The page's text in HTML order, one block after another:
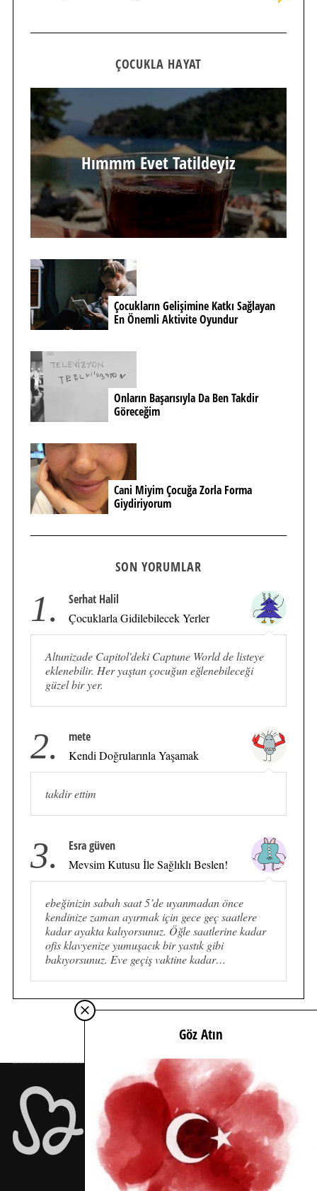
ÇOCUKLA HAYAT
Hımmm Evet Tatildeyiz
Çocukların Gelişimine Katkı Sağlayan
En Önemli Aktivite Oyundur
Onların Başarısıyla Da Ben Takdir
Göreceğim
Cani Miyim Çocuğa Zorla Forma
Giydiriyorum
SON YORUMLAR
1. Serhat Halil
Çocuklarla Gidilebilecek Yerler
Altunizade Capitol'deki Captune World de listeye
eklenebilir. Her yaştan çocuğun eğlenebileceği
güzel bir yer.
2. mete
Kendi Doğrularınla Yaşamak
takdir ettim
3. Esra güven
Mevsim Kutusu İle Sağlıklı Beslen!
ebeğinizin sabah saat 5’de uyanmadan önce
kendinize zaman ayırmak için gece geç saatlere
kadar ayakta kalıyorsunuz. Öğle saatlerine kadar
ofis klavyenize yumuşacık bir yastık gibi
bakıyorsunuz. Eve geçiş vaktine kadar…
Göz Atın
İÇİMDEN GELDİĞİ KADAR İÇTEN…